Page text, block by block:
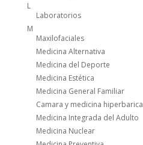
L
Laboratorios
M
Maxilofaciales
Medicina Alternativa
Medicina del Deporte
Medicina Estética
Medicina General Familiar
Camara y medicina hiperbarica
Medicina Integrada del Adulto
Medicina Nuclear